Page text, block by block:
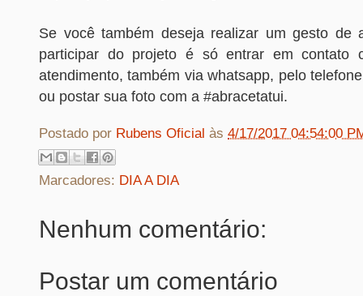
Se você também deseja realizar um gesto de
participar do projeto é só entrar em contato
atendimento, também via whatsapp, pelo
ou postar sua foto com a #abracetatui.
Postado por Rubens Oficial às 4/17/2017 04:54:00
Marcadores: DIA A DIA
Nenhum comentário:
Postar um comentário